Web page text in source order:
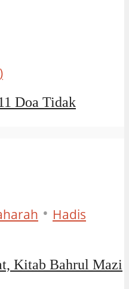
Doa Tidak
• Hadis
Kitab Bahrul Mazi